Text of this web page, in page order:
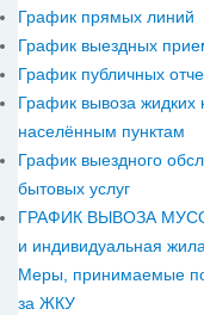
График прямых линий
График выездных
График публичных
График вывоза жидких
населённым пунктам
График выездного
бытовых услуг
ГРАФИК ВЫВОЗА
и индивидуальная
Меры, принимаемые
за ЖКУ